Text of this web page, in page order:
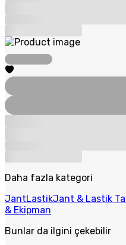
Daha fazla kategori
JantLastikJant & Lastik
& Ekipman
Bunlar da ilgini çekebilir